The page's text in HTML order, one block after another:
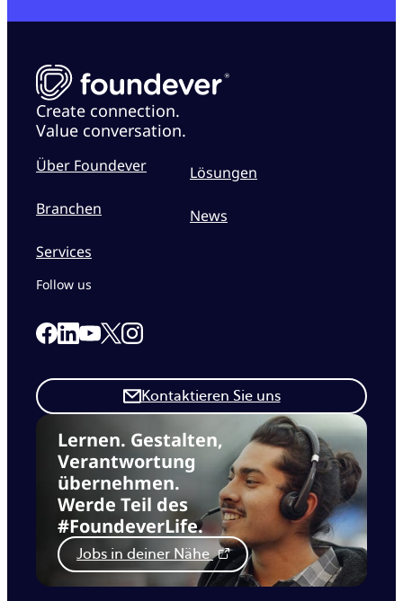
Create connection.
Value conversation.
Über Foundever
Branchen
Services
Lösungen
News
Lernen. Gestalten,
Verantwortung
übernehmen.
Werde Teil des
#FoundeverLife.
Jobs in deiner Nähe
Kontaktieren Sie uns
Follow us
Link to our Facebook page
Link to our Linkedin page
Link to our Youtube page
Link to our X page
Link to our Instagram page